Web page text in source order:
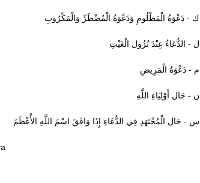
ك - دَعْوَةُ الْمَظْلُومِ وَدَعْوَةُ الْمُضْطَرِّ وَالْمَكْرُوبِ
ل - الدُّعَاءُ عِنْدَ نُزُول الْغَيْثِ
م - دَعْوَةُ الْمَرِيضِ
ن - حَال أَوْلِيَاءِ اللَّهِ
س - حَال الْمُجْتَهَدِ فِي الدُّعَاءِ إِذَا وَافَقَ اسْمَ اللَّهِ الأَْعْظَمَ